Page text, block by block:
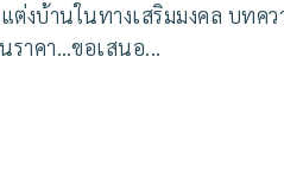
งบ้านในทางเสริมมงคล บทค
ราคา…ขอเสนอ...